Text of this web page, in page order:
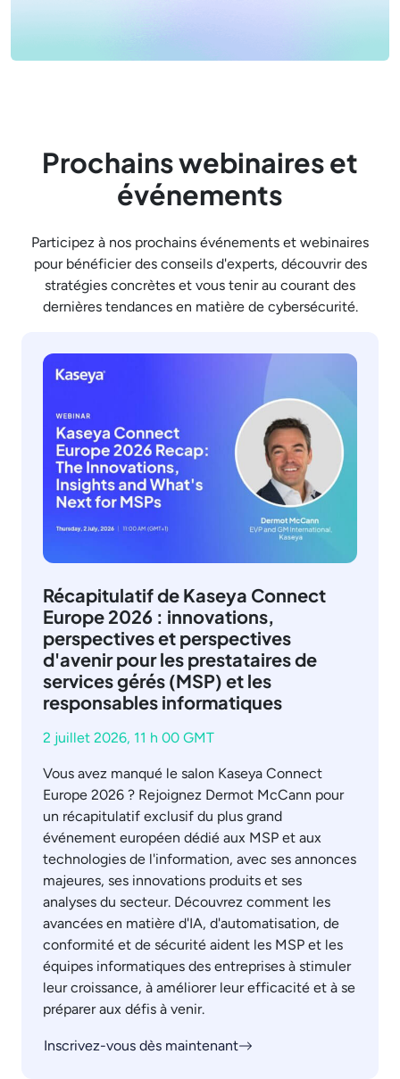
Prochains webinaires et
événements
Participez à nos prochains événements et webinaires
pour bénéficier des conseils d'experts, découvrir des
stratégies concrètes et vous tenir au courant des
dernières tendances en matière de cybersécurité.
Récapitulatif de Kaseya Connect
Europe 2026 : innovations,
perspectives et perspectives
d'avenir pour les prestataires de
services gérés (MSP) et les
responsables informatiques
2 juillet 2026, 11 h 00 GMT
Vous avez manqué le salon Kaseya Connect
Europe 2026 ? Rejoignez Dermot McCann pour
un récapitulatif exclusif du plus grand
événement européen dédié aux MSP et aux
technologies de l'information, avec ses annonces
majeures, ses innovations produits et ses
analyses du secteur. Découvrez comment les
avancées en matière d'IA, d'automatisation, de
conformité et de sécurité aident les MSP et les
équipes informatiques des entreprises à stimuler
leur croissance, à améliorer leur efficacité et à se
préparer aux défis à venir.
Inscrivez-vous dès maintenant